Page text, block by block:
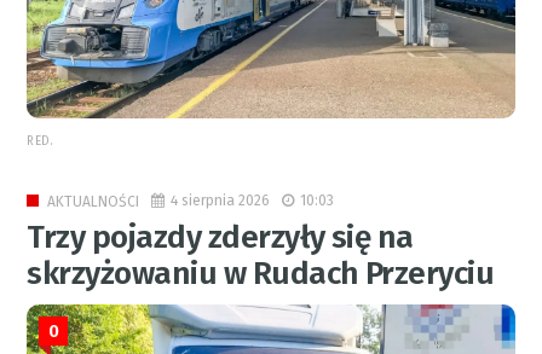
RED.
AKTUALNOŚCI 4 sierpnia 2026 10:03
Trzy pojazdy zderzyły się na
skrzyżowaniu w Rudach Przeryciu
0